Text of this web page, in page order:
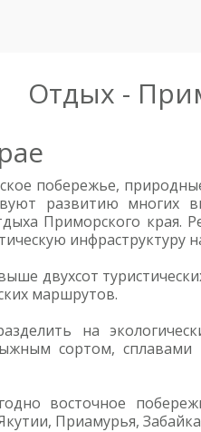
Отдых -
побережье,
развитию
Приморского края.
инфраструктуру
двухсот
маршрутов.
на
сортом,
восточное
Приамурья,